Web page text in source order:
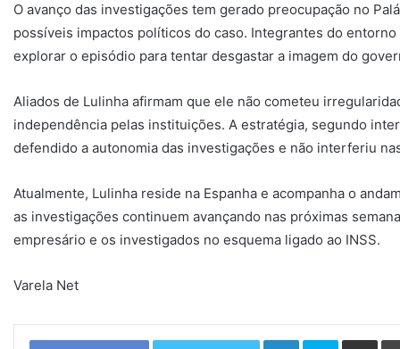
O avanço das investigações tem gerado preocupação no
possíveis impactos políticos do caso. Integrantes do
explorar o episódio para tentar desgastar a imagem do
Aliados de Lulinha afirmam que ele não cometeu
independência pelas instituições. A estratégia, segundo
defendido a autonomia das investigações e não interferiu
Atualmente, Lulinha reside na Espanha e acompanha o
as investigações continuem avançando nas próximas
empresário e os investigados no esquema ligado ao INSS.
Varela Net
Linkedin Skype